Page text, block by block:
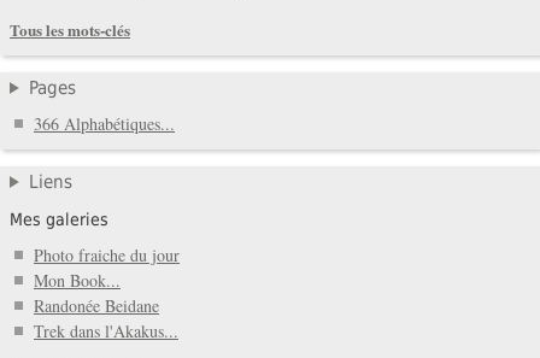
Tous les mots-clés
Pages
366 Alphabétiques...
Liens
Mes galeries
Photo fraiche du jour
Mon Book...
Randonée Beidane
Trek dans l'Akakus...